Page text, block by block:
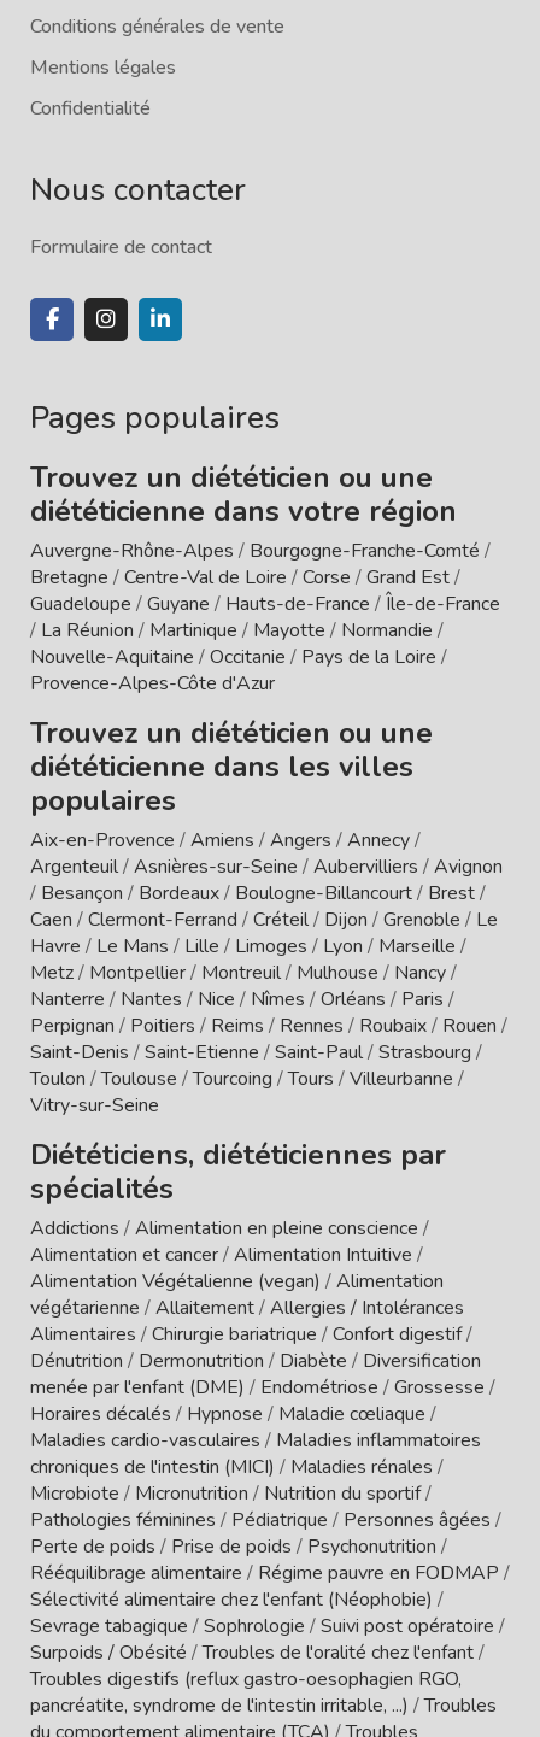
Conditions générales de vente
Mentions légales
Confidentialité
Nous contacter
Formulaire de contact
Pages populaires
Trouvez un diététicien ou une
diététicienne dans votre région
Auvergne-Rhône-Alpes / Bourgogne-Franche-Comté /
Bretagne /Centre-Val de Loire /Corse /Grand Est/
Guadeloupe /Guyane / Hauts-de-France /Île-de-France
/ La Réunion / Martinique / Mayotte / Normandie /
Nouvelle-Aquitaine /Occitanie / Pays de la Loire /
Provence-Alpes-Côte d'Azur
Trouvez un diététicien ou une
diététicienne dans les villes
populaires
Aix-en-Provence /Amiens /Angers /Annecy/
Argenteuil/Asnières-sur-Seine /Aubervilliers /Avignon
/ Besançon / Bordeaux/ Boulogne-Billancourt/ Brest/
Caen /Clermont-Ferrand /Créteil/ Dijon /Grenoble / Le
Havre / Le Mans / Lille / Limoges / Lyon / Marseille /
Metz/ Montpellier/ Montreuil/ Mulhouse / Nancy/
Nanterre / Nantes / Nice / Nîmes /Orléans / Paris /
Perpignan / Poitiers / Reims / Rennes / Roubaix/ Rouen /
Saint-Denis /Saint-Etienne /Saint-Paul/Strasbourg /
Toulon /Toulouse /Tourcoing /Tours /Villeurbanne /
Vitry-sur-Seine
Diététiciens, diététiciennes par
spécialités
Addictions /Alimentation en pleine conscience /
Alimentation et cancer/Alimentation Intuitive /
Alimentation Végétalienne (vegan) /Alimentation
végétarienne /Allaitement/Allergies / Intolérances
Alimentaires /Chirurgie bariatrique /Confort digestif/
Dénutrition / Dermonutrition / Diabète / Diversification
menée par l'enfant (DME) / Endométriose /Grossesse /
Horaires décalés / Hypnose / Maladie cœliaque /
Maladies cardio-vasculaires / Maladies inflammatoires
chroniques de l'intestin (MICI) / Maladies rénales /
Microbiote / Micronutrition / Nutrition du sportif/
Pathologies féminines / Pédiatrique / Personnes âgées /
Perte de poids / Prise de poids / Psychonutrition /
Rééquilibrage alimentaire / Régime pauvre en FODMAP /
Sélectivité alimentaire chez l'enfant (Néophobie) /
Sevrage tabagique /Sophrologie /Suivi post opératoire /
Surpoids / Obésité /Troubles de l'oralité chez l'enfant/
Troubles digestifs (reflux gastro-oesophagien RGO,
pancréatite, syndrome de l'intestin irritable, ...) /Troubles